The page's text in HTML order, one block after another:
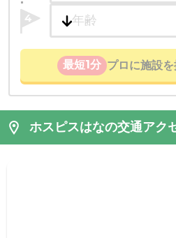
4
最短1分 プロに施設
ホスピスはなの交通アク